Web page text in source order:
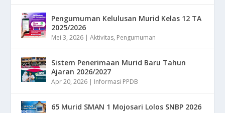
Pengumuman Kelulusan Murid Kelas 12 TA
2025/2026
Mei 3, 2026 |Aktivitas, Pengumuman
Sistem Penerimaan Murid Baru Tahun
Ajaran 2026/2027
Apr 20, 2026 | Informasi PPDB
65 Murid SMAN 1 Mojosari Lolos SNBP 2026